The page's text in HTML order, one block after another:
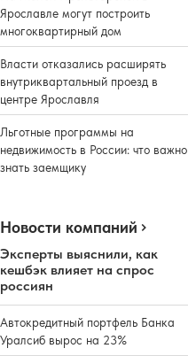
Ярославле могут построить
многоквартирный дом
Власти отказались расширять
внутриквартальный проезд в
центре Ярославля
Льготные программы на
недвижимость в России: что важно
знать заемщику
Новости компаний
Эксперты выяснили, как
кешбэк влияет на спрос
россиян
Автокредитный портфель Банка
Уралсиб вырос на 23%